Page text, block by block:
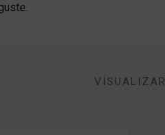
VISUALIZAR